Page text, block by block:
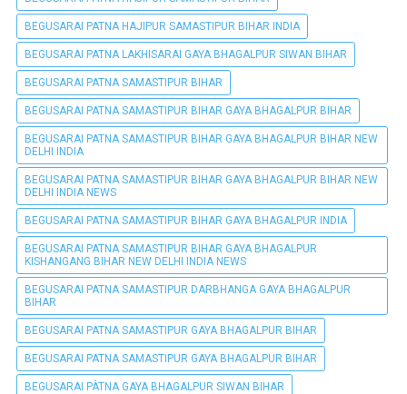
BEGUSARAI PATNA HAJIPUR SAMASTIPUR BIHAR INDIA
BEGUSARAI PATNA LAKHISARAI GAYA BHAGALPUR SIWAN BIHAR
BEGUSARAI PATNA SAMASTIPUR BIHAR
BEGUSARAI PATNA SAMASTIPUR BIHAR GAYA BHAGALPUR BIHAR
BEGUSARAI PATNA SAMASTIPUR BIHAR GAYA BHAGALPUR BIHAR NEW
DELHI INDIA
BEGUSARAI PATNA SAMASTIPUR BIHAR GAYA BHAGALPUR BIHAR NEW
DELHI INDIA NEWS
BEGUSARAI PATNA SAMASTIPUR BIHAR GAYA BHAGALPUR INDIA
BEGUSARAI PATNA SAMASTIPUR BIHAR GAYA BHAGALPUR
KISHANGANG BIHAR NEW DELHI INDIA NEWS
BEGUSARAI PATNA SAMASTIPUR DARBHANGA GAYA BHAGALPUR
BIHAR
BEGUSARAI PATNA SAMASTIPUR GAYA BHAGALPUR BIHAR
BEGUSARAI PATNA SAMASTIPUR GAYA BHAGALPUR BIHAR
BEGUSARAI PÀTNA GAYA BHAGALPUR SIWAN BIHAR